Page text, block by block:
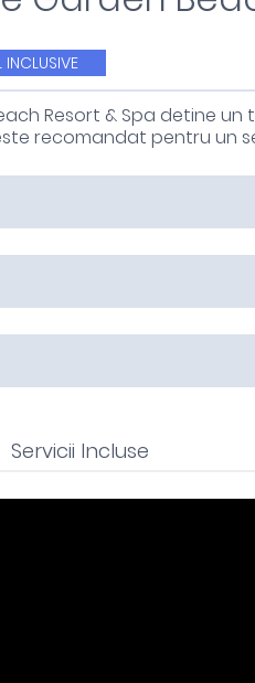
INCLUSIVE
Resort & Spa detine
recomandat pentru un
Servicii Incluse